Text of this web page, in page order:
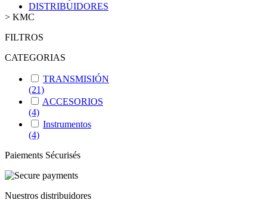
DISTRIBUIDORES
> KMC
FILTROS
CATEGORIAS
TRANSMISIÓN
(21)
ACCESORIOS
(4)
Instrumentos
(4)
Paiements Sécurisés
Nuestros distribuidores